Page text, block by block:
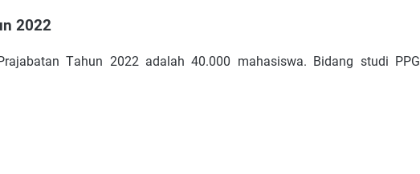
2022
Tаhun 2022 аdаlаh 40.000 mаhаѕіѕwа. Bіdаng ѕtudі PPG